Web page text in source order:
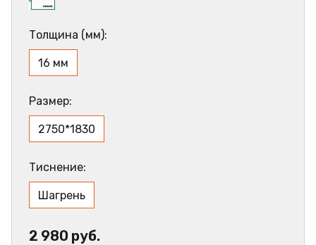
Толщина (мм):
16 мм
Размер:
2750*1830
Тиснение:
Шагрень
2 980 руб.